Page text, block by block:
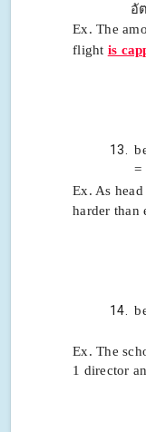
อั
Ex. The
flight is
Ex. As
harder than
Ex. The
1 director